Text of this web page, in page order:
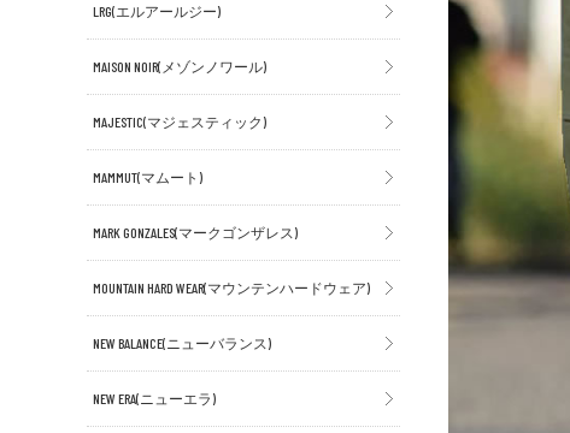
LRG(エルアールジー)
MAISON NOIR(メゾンノワール)
MAJESTIC(マジェスティック)
MAMMUT(マムート)
MARK GONZALES(マークゴンザレス)
MOUNTAIN HARD WEAR(マウンテンハードウェア)
NEW BALANCE(ニューバランス)
NEW ERA(ニューエラ)